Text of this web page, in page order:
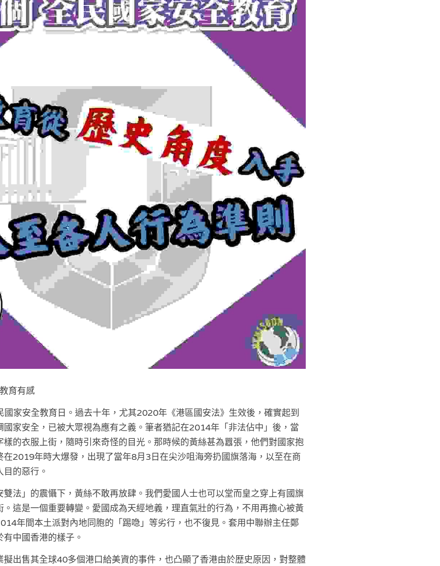
育有感
國家安全教育日 。過去十年，尤其2020年《港區國安法》生效後，確實起到
國家安全，已被大眾視為應有之義。筆者猶記在2014年「非法佔中」後，當
樣的衣服上街，隨時引來奇怪的目光。那時候的黃絲甚為囂張，他們對國家抱
在2019年時大爆發，出現了當年8月3日在尖沙咀海旁扔國旗落海，以至在商
的惡行。
法」的震懾下，黃絲不敢再放肆。我們愛國人士也可以堂而皇之穿上有國旗
。這是一個重要轉變。愛國成為天經地義，理直氣壯的行為，不用再擔心被黃
年間本土派對內地同胞的「踢喼」等劣行，也不復見。套用中聯辦主任鄭
中國香港的樣子。
擬出售其全球40多個港口給美資的事件，也凸顯了香港由於歴史原因，對整體